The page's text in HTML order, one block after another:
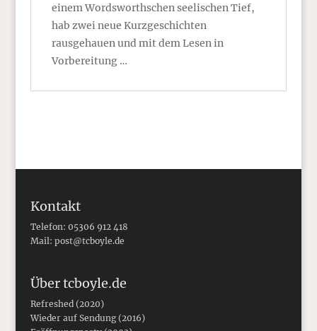
einem Wordsworthschen seelischen Tief,
hab zwei neue Kurzgeschichten
rausgehauen und mit dem Lesen in
Vorbereitung …
Kontakt
Telefon: 05306 912 418
Mail: post@tcboyle.de
Über tcboyle.de
Refreshed (2020)
Wieder auf Sendung (2016)